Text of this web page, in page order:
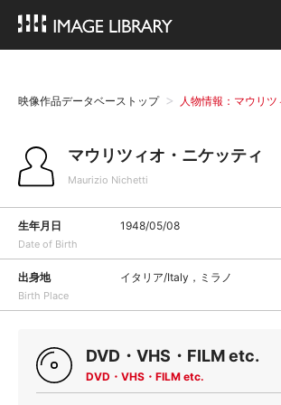
映像作品データベーストップ 人物情報：マウリ
マウリツィオ・ニケッティ
Maurizio Nichetti
生年月日
Date of Birth
1948/05/08
出身地
Birth Place
イタリア/Italy，ミラノ
DVD・VHS・FILM etc.
DVD・VHS・FILM etc.